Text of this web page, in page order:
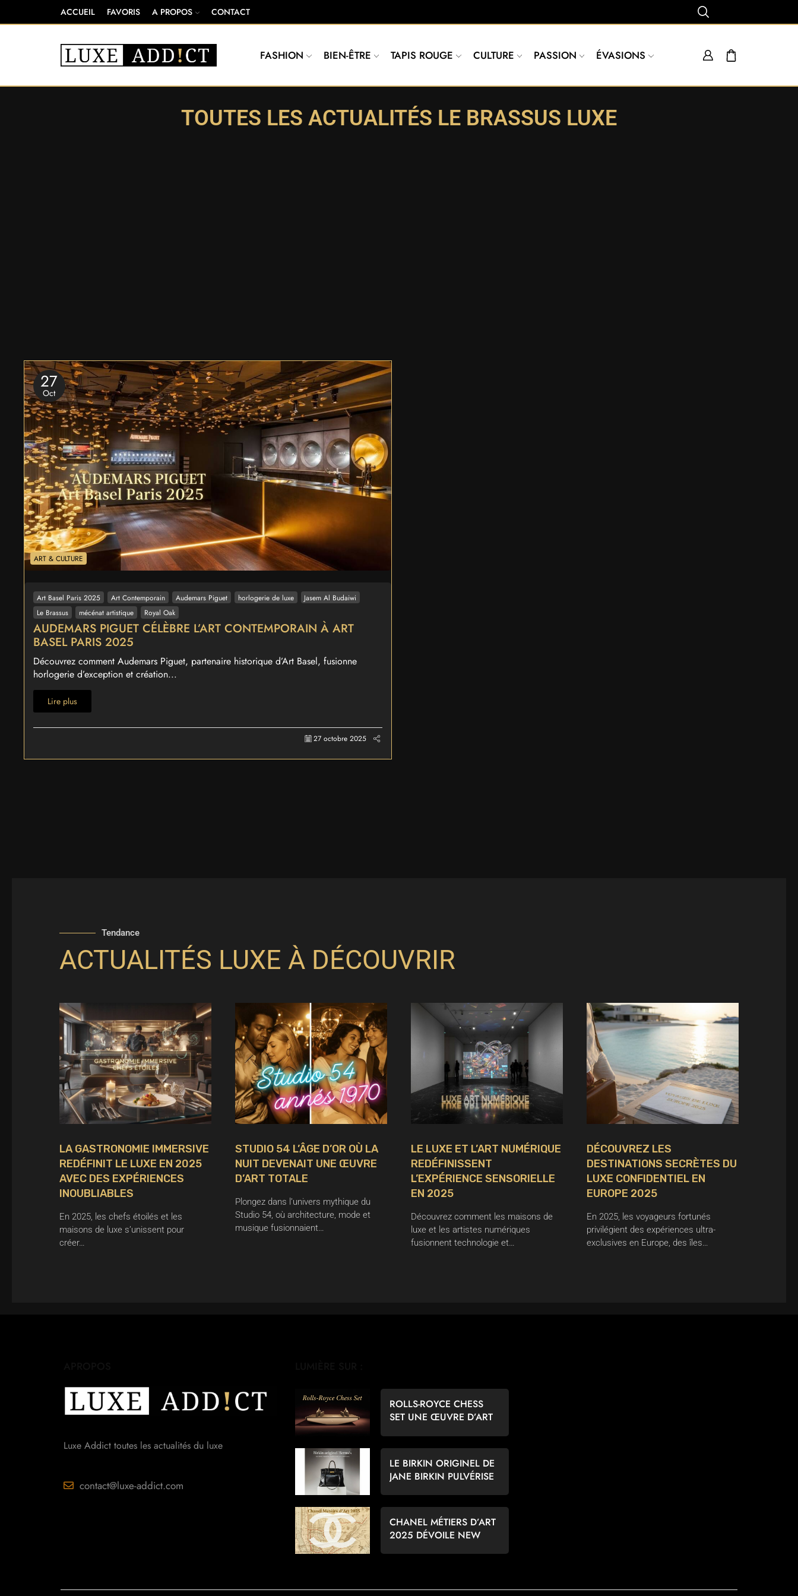
ACCUEIL FAVORIS A PROPOS CONTACT
FASHION BIEN-ÊTRE TAPIS ROUGE CULTURE PASSION ÉVASIONS
TOUTES LES ACTUALITÉS LE BRASSUS LUXE
27
Oct
ART & CULTURE
Art Basel Paris 2025 Art Contemporain Audemars Piguet horlogerie de luxe
Jasem Al Budaiwi
Le Brassus
mécénat artistique Royal Oak
AUDEMARS PIGUET CÉLÈBRE L’ART CONTEMPORAIN À ART
BASEL PARIS 2025
Découvrez comment Audemars Piguet, partenaire historique d’Art Basel, fusionne
horlogerie d’exception et création...
Lire plus
27 octobre 2025
Tendance
ACTUALITÉS LUXE À DÉCOUVRIR
LA GASTRONOMIE IMMERSIVE
REDÉFINIT LE LUXE EN 2025
AVEC DES EXPÉRIENCES
INOUBLIABLES
En 2025, les chefs étoilés et les
maisons de luxe s’unissent pour
créer…
STUDIO 54 L’ÂGE D’OR OÙ LA
NUIT DEVENAIT UNE ŒUVRE
D’ART TOTALE
Plongez dans l’univers mythique du
Studio 54, où architecture, mode et
musique fusionnaient…
LE LUXE ET L’ART NUMÉRIQUE
REDÉFINISSENT
L’EXPÉRIENCE SENSORIELLE
EN 2025
Découvrez comment les maisons de
luxe et les artistes numériques
fusionnent technologie et…
DÉCOUVREZ LES
DESTINATIONS SECRÈTES DU
LUXE CONFIDENTIEL EN
EUROPE 2025
En 2025, les voyageurs fortunés
privilégient des expériences ultra-
exclusives en Europe, des îles…
Luxe Addict toutes les actualités du luxe
contact@luxe-addict.com
ROLLS-ROYCE CHESS
SET UNE ŒUVRE D’ART
LE BIRKIN ORIGINEL DE
JANE BIRKIN PULVÉRISE
CHANEL MÉTIERS D’ART
2025 DÉVOILE NEW